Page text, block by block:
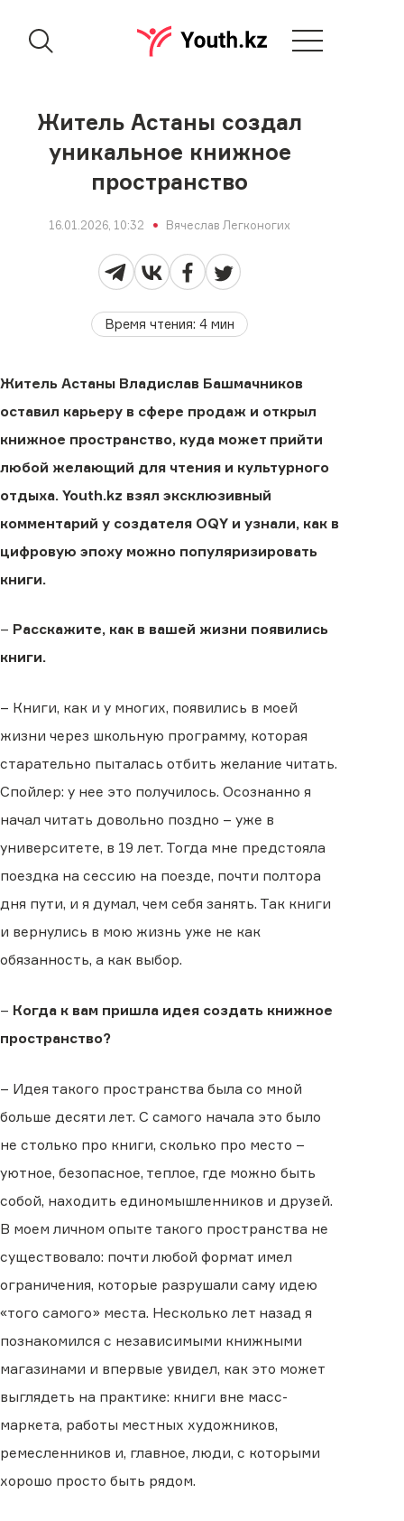
Житель Астаны создал
уникальное книжное
пространство
16.01.2026, 10:32 Вячеслав Легконогих
Время чтения: 4мин
Житель Астаны Владислав Башмачников
оставил карьеру в сфере продаж и открыл
книжное пространство, куда может прийти
любой желающий для чтения и культурного
отдыха. Youth.kz взял эксклюзивный
комментарий у создателя OQY и узнали, как в
цифровую эпоху можно популяризировать
книги.
– Расскажите, как в вашей жизни появились
книги.
– Книги, как и у многих, появились в моей
жизни через школьную программу, которая
старательно пыталась отбить желание читать.
Спойлер: у нее это получилось. Осознанно я
начал читать довольно поздно – уже в
университете, в 19 лет. Тогда мне предстояла
поездка на сессию на поезде, почти полтора
дня пути, и я думал, чем себя занять. Так книги
и вернулись в мою жизнь уже не как
обязанность, а как выбор.
– Когда к вам пришла идея создать книжное
пространство?
– Идея такого пространства была со мной
больше десяти лет. С самого начала это было
не столько про книги, сколько про место –
уютное, безопасное, теплое, где можно быть
собой, находить единомышленников и друзей.
В моем личном опыте такого пространства не
существовало: почти любой формат имел
ограничения, которые разрушали саму идею
«того самого» места. Несколько лет назад я
познакомился с независимыми книжными
магазинами и впервые увидел, как это может
выглядеть на практике: книги вне масс-
маркета, работы местных художников,
ремесленников и, главное, люди, с которыми
хорошо просто быть рядом.